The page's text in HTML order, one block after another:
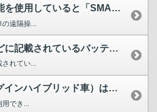
自動車の遠隔操作機能を使用していると「SMART V2H」...
の遠隔操...
自動車のカタログなどに記載されているバッテリー容量(kWh...
されてい...
PHEV、PHV（プラグインハイブリッド車）は「SMART...
でき...